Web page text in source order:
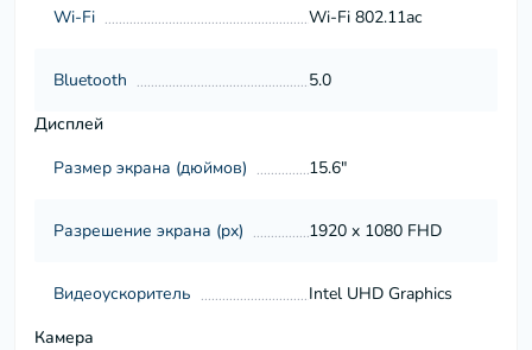
Wi-Fi
Wi-Fi 802.11ac
Bluetooth
5.0
Дисплей
Размер экрана (дюймов)
15.6"
Разрешение экрана (px) 1920 x 1080 FHD
Видеоускоритель
Intel UHD Graphics
Камера